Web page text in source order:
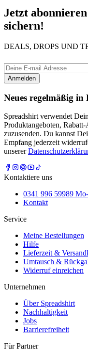
Jetzt
sichern!
DEALS, DROPS UND
Anmelden
Neues regelmäßig in
Spreadshirt verwendet
Produktangeboten,
zuzusenden. Du kannst
Empfang jederzeit
unserer
Kontaktiere uns
0341 996 59989
Kontakt
Service
Meine Bestellungen
Hilfe
Lieferzeit &
Umtausch &
Widerruf einreichen
Unternehmen
Über Spreadshirt
Nachhaltigkeit
Jobs
Barrierefreiheit
Für Partner